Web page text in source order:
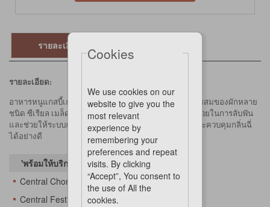
รายละเอียด
รายละเอียด:
อาหารหนูแกสบี้เกรดพรีเมี่ยม นำเข้าจากเบลเยี่ยม มีส่วนผสมของผักหลาย
ชนิด ซีเรียล เมล็ดธัญพืช เสริมด้วยวิตามิน และไฟเบอร์ ช่วยในการลับฟัน
และช่วยให้ระบบการย่อยเป็นปกติ อีกทั้งช่วยให้ขนสวยและควบคุมกลิ่นฉี่
ได้อย่างดี
'พร้อมให้บริการทันทีที่
Central Chonburi
Central Festival Eastville
Cookies
We use cookies on our
website to give you the
most relevant
experience by
remembering your
preferences and repeat
visits. By clicking
“Accept”, You consent to
the use of All the
cookies.